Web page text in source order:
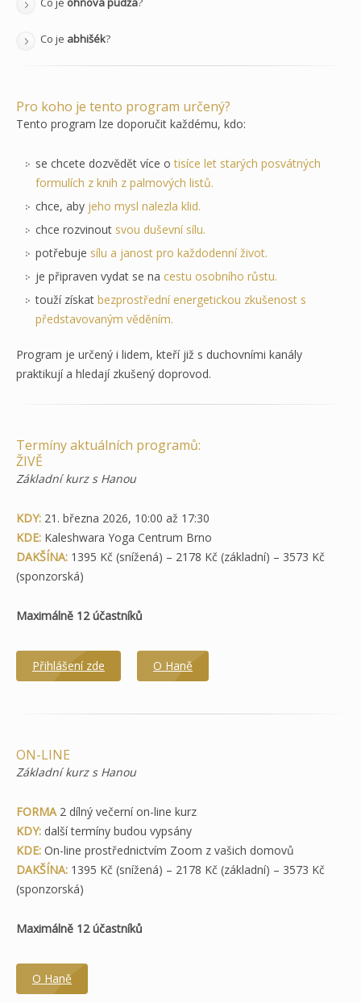
Co je abhišék?
Pro koho je tento program určený?
Tento program lze doporučit každému, kdo:
se chcete dozvědět více otisíce let starých posvátných
formulích z knih z palmových listů.
chce, aby jeho mysl nalezla klid.
chce rozvinout svou duševní sílu.
potřebuje sílu a janost pro každodenní život.
je připraven vydat se na cestu osobního růstu.
touží získat bezprostřední energetickou zkušenost s
představovaným věděním.
Program je určený i lidem, kteří již s duchovními kanály
praktikují a hledají zkušený doprovod.
Termíny aktuálních programů:
ŽIVĚ
Základní kurz s Hanou
KDY: 21. března 2026, 10:00 až 17:30
KDE: Kaleshwara Yoga Centrum Brno
DAKŠÍNA: 1395 Kč (snížená) – 2178 Kč (základní) – 3573 Kč
(sponzorská)
Maximálně 12 účastníků
Přihlášení zde O Haně
ON-LINE
Základní kurz s Hanou
FORMA 2 dílný večerní on-line kurz
KDY: další termíny budou vypsány
KDE: On-line prostřednictvím Zoom z vašich domovů
DAKŠÍNA: 1395 Kč (snížená) – 2178 Kč (základní) – 3573 Kč
(sponzorská)
Maximálně 12 účastníků
O Haně